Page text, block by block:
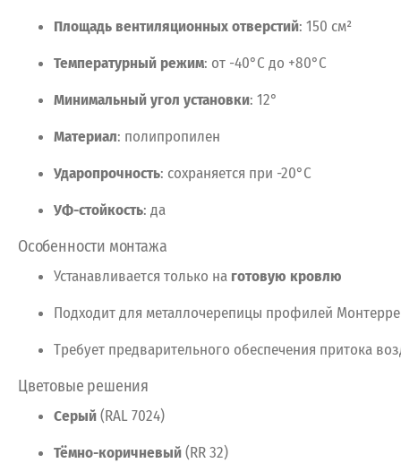
Площадь вентиляционныхотверстий: 150 см²
Температурный режим: от -40°C до +80°C
Минимальныйугол установки: 12°
Материал: полипропилен
Ударопрочность: сохраняется при -20°C
УФ-стойкость: да
Особенности монтажа
Устанавливается только на готовую кровлю
Подходитдля металлочерепицы профилей
Требует предварительного обеспечения притока
Цветовые решения
Серый(RAL7024)
Тёмно-коричневый(RR 32)